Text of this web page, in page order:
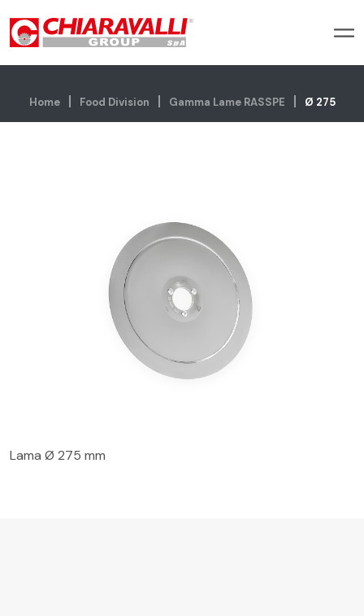
Home Food Division Gamma Lame RASSPE Ø 275
Lama Ø 275 mm